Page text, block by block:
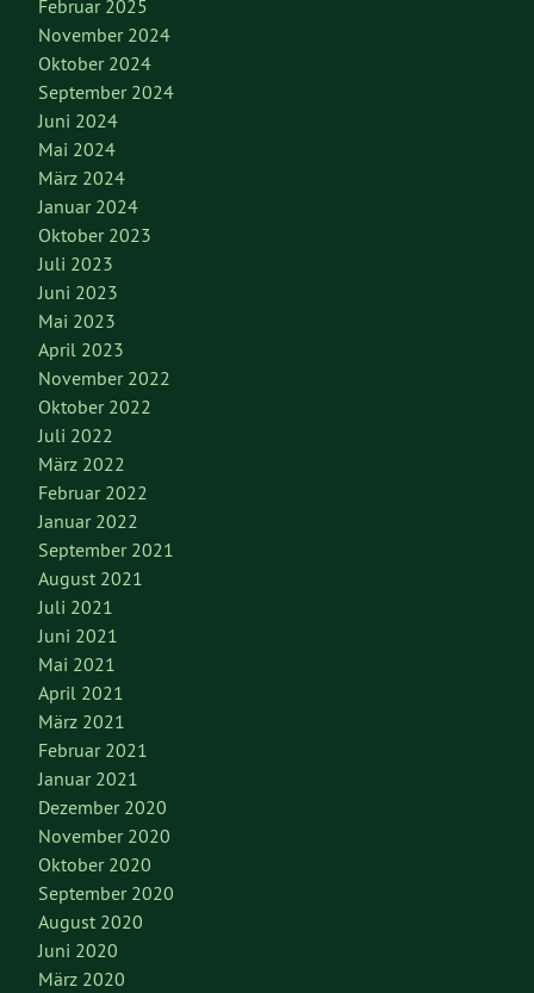
Februar 2025
November 2024
Oktober 2024
September 2024
Juni 2024
Mai 2024
März 2024
Januar 2024
Oktober 2023
Juli 2023
Juni 2023
Mai 2023
April 2023
November 2022
Oktober 2022
Juli 2022
März 2022
Februar 2022
Januar 2022
September 2021
August 2021
Juli 2021
Juni 2021
Mai 2021
April 2021
März 2021
Februar 2021
Januar 2021
Dezember 2020
November 2020
Oktober 2020
September 2020
August 2020
Juni 2020
März 2020